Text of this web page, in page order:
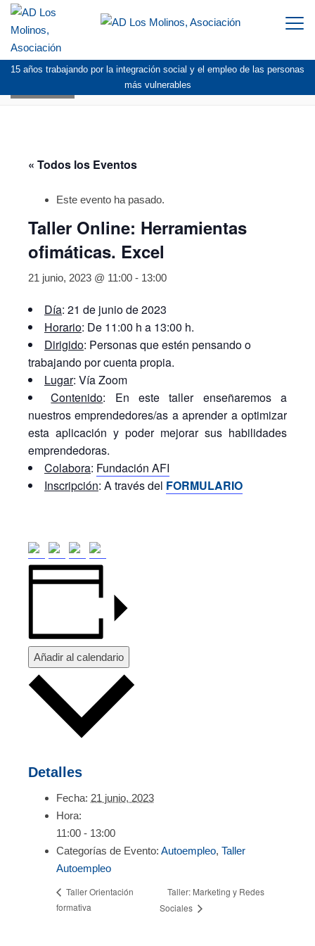
15 años trabajando por la integración social y el empleo de las personas
más vulnerables
« Todos los Eventos
Este evento ha pasado.
Taller Online: Herramientas
ofimáticas. Excel
21 junio, 2023 @ 11:00 - 13:00
Día: 21 de junio de 2023
Horario: De 11:00 h a 13:00 h.
Dirigido: Personas que estén pensando o
trabajando por cuenta propia.
Lugar: Vía Zoom
Contenido: En este taller enseñaremos a
nuestros emprendedores/as a aprender a optimizar
esta aplicación y poder mejorar sus habilidades
emprendedoras.
Colabora: Fundación AFI
Inscripción: A través del FORMULARIO
Añadir al calendario
Detalles
Fecha: 21 junio, 2023
Hora:
11:00 - 13:00
Categorías de Evento: Autoempleo, Taller
Autoempleo
Taller Orientación
formativa
Taller: Marketing y Redes
Sociales